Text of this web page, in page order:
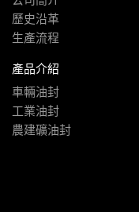
歷史沿革
生產流程
產品介紹
車輛油封
工業油封
農建礦油封